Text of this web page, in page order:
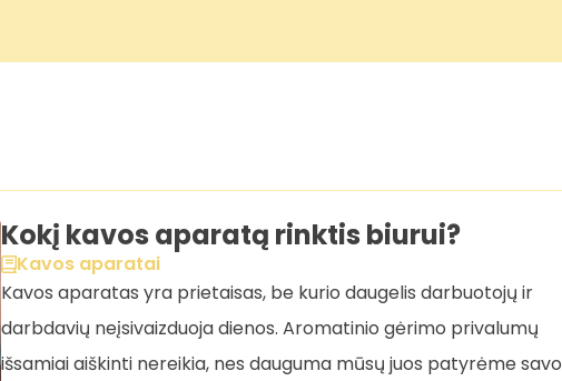
Kokį kavos aparatą rinktis biurui?
Kavos aparatai
Kavos aparatas yra prietaisas, be kurio daugelis darbuotojų ir
darbdavių neįsivaizduoja dienos. Aromatinio gėrimo privalumų
išsamiai aiškinti nereikia, nes dauguma mūsų juos patyrėme savo